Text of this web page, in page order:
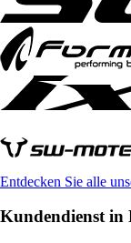
Entdecken Sie alle
Kundendienst in